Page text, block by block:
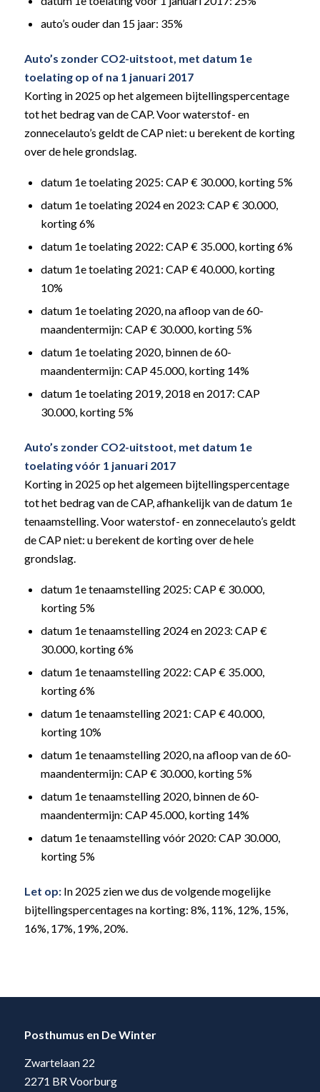
auto’s ouder dan 15 jaar: 35%
Auto’s zonder CO2-uitstoot, met datum 1e
toelating op of na 1 januari 2017
Korting in 2025 op het algemeen bijtellingspercentage
tot het bedrag van de CAP. Voor waterstof- en
zonnecelauto’s geldt de CAP niet: u berekent de korting
over de hele grondslag.
datum 1e toelating 2025: CAP € 30.000, korting 5%
datum 1e toelating 2024 en 2023: CAP € 30.000,
korting 6%
datum 1e toelating 2022: CAP € 35.000, korting 6%
datum 1e toelating 2021: CAP € 40.000, korting
10%
datum 1e toelating 2020, na afloop van de 60-
maandentermijn: CAP € 30.000, korting 5%
datum 1e toelating 2020, binnen de 60-
maandentermijn: CAP 45.000, korting 14%
datum 1e toelating 2019, 2018 en 2017: CAP
30.000, korting 5%
Auto’s zonder CO2-uitstoot, met datum 1e
toelating vóór 1 januari 2017
Korting in 2025 op het algemeen bijtellingspercentage
tot het bedrag van de CAP, afhankelijk van de datum 1e
tenaamstelling. Voor waterstof- en zonnecelauto’s geldt
de CAP niet: u berekent de korting over de hele
grondslag.
datum 1e tenaamstelling 2025: CAP € 30.000,
korting 5%
datum 1e tenaamstelling 2024 en 2023: CAP €
30.000, korting 6%
datum 1e tenaamstelling 2022: CAP € 35.000,
korting 6%
datum 1e tenaamstelling 2021: CAP € 40.000,
korting 10%
datum 1e tenaamstelling 2020, na afloop van de 60-
maandentermijn: CAP € 30.000, korting 5%
datum 1e tenaamstelling 2020, binnen de 60-
maandentermijn: CAP 45.000, korting 14%
datum 1e tenaamstelling vóór 2020: CAP 30.000,
korting 5%
Let op: In 2025 zien we dus de volgende mogelijke
bijtellingspercentages na korting: 8%, 11%, 12%, 15%,
16%, 17%, 19%, 20%.
Posthumus en De Winter
Zwartelaan 22
2271 BR Voorburg